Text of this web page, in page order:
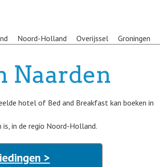
Noord-Holland Overijssel Groningen
Naarden
hotel of Bed and Breakfast kan boeken in
in de regio Noord-Holland.
>